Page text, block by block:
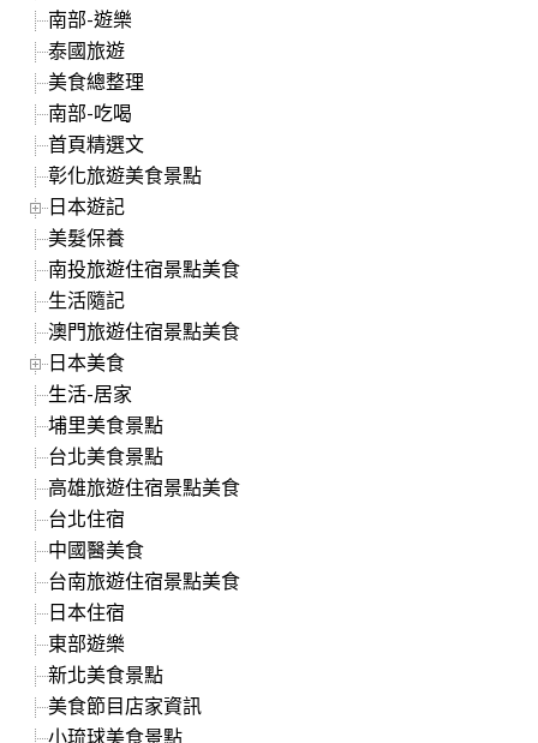
南部-遊樂
泰國旅遊
美食總整理
南部-吃喝
首頁精選文
彰化旅遊美食景點
日本遊記
美髮保養
南投旅遊住宿景點美食
生活隨記
澳門旅遊住宿景點美食
日本美食
生活-居家
埔里美食景點
台北美食景點
高雄旅遊住宿景點美食
台北住宿
中國醫美食
台南旅遊住宿景點美食
日本住宿
東部遊樂
新北美食景點
美食節目店家資訊
小琉球美食景點